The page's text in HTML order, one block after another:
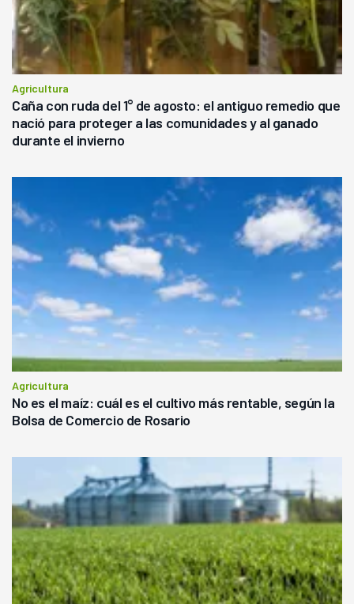
Agricultura
Caña con ruda del 1° de agosto: el antiguo remedio que
nació para proteger a las comunidades y al ganado
durante el invierno
Agricultura
No es el maíz: cuál es el cultivo más rentable, según la
Bolsa de Comercio de Rosario